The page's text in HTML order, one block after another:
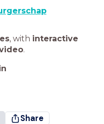
, with interactive
.
Share